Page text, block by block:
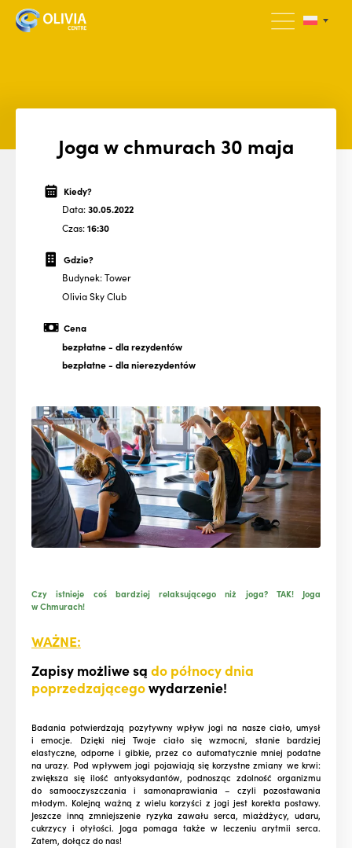
Joga w chmurach 30 maja
Kiedy?
Data:30.05.2022
Czas:16:30
Gdzie?
Budynek: Tower
Olivia Sky Club
Cena
bezpłatne- dla rezydentów
bezpłatne- dla nierezydentów
Czy istnieje coś bardziej relaksującego niż joga? TAK! Joga
w Chmurach!
WAŻNE:
Zapisy możliwe są do północy dnia
poprzedzającegowydarzenie!
Badania potwierdzają pozytywny wpływ jogi na nasze ciało, umysł
i emocje. Dzięki niej Twoje ciało się wzmocni, stanie bardziej
elastyczne, odporne i gibkie, przez co automatycznie mniej podatne
na urazy. Pod wpływem jogi pojawiają się korzystne zmiany we krwi:
zwiększa się ilość antyoksydantów, podnosząc zdolność organizmu
do samooczyszczania i samonaprawiania – czyli pozostawania
młodym. Kolejną ważną z wielu korzyści z jogi jest korekta postawy.
Jeszcze inną zmniejszenie ryzyka zawału serca, miażdżycy, udaru,
cukrzycy i otyłości. Joga pomaga także w leczeniu arytmii serca.
Zatem, dołącz do nas!